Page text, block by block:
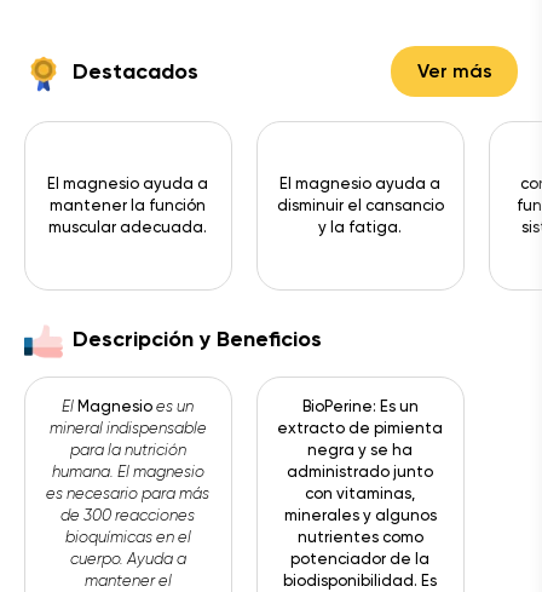
Destacados Ver más
El magnesio ayuda a
mantener la función
muscular adecuada.
El magnesio ayuda a
disminuir el cansancio
y la fatiga.
Descripción y Beneficios
El Magnesioes un
mineral indispensable
para la nutrición
humana. El magnesio
es necesario para más
de 300 reacciones
bioquímicas en el
cuerpo. Ayuda a
mantener el
BioPerine: Es un
extracto de pimienta
negra y se ha
administrado junto
con vitaminas,
minerales y algunos
nutrientes como
potenciador de la
biodisponibilidad. Es